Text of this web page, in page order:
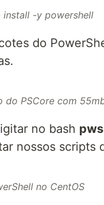
install -y powershell
do
do PSCore com
no bash
nossos scripts
no CentOS